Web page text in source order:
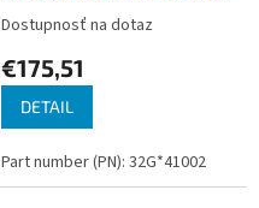
Navy
Dostupnosť na dotaz
€175,51
DETAIL
Part number (PN): 32G*41002